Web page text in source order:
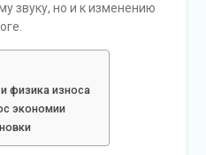
звуку, но и к изменению
физика износа
экономии